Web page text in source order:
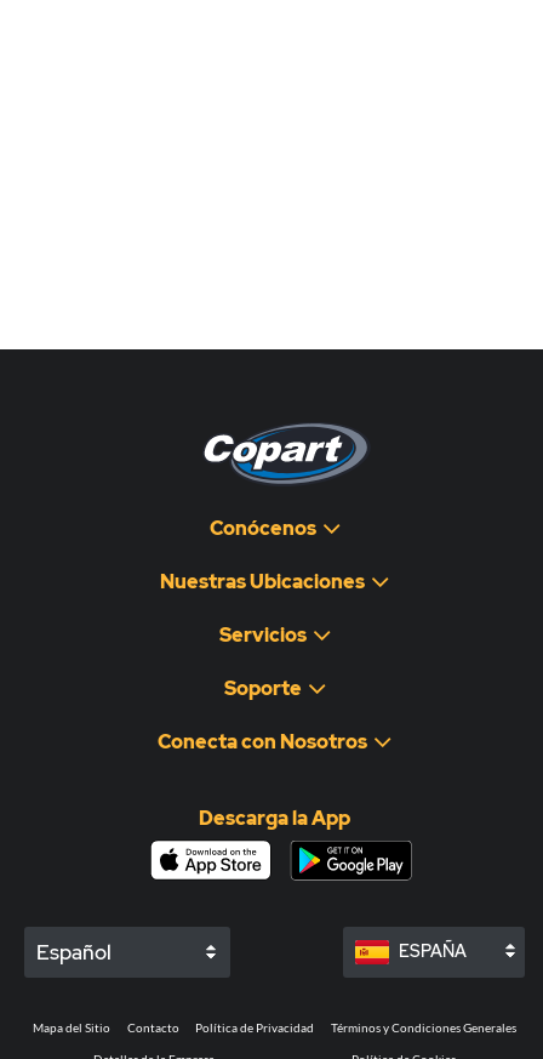
Conócenos
Nuestras Ubicaciones
Servicios
Soporte
Conecta con Nosotros
Descarga la App
Español ESPAÑA
Mapa del Sitio Contacto Política de Privacidad Términos y Condiciones Generales